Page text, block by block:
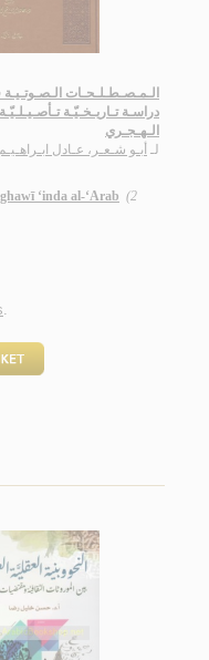
الـمـصـطـلـحـات
دراسـة تـاريـخـيّـة
الـهـجـري
لـ أبـو شـعـر، عـادل ابـراهـيـم
‘inda al-‘Arab (2
.